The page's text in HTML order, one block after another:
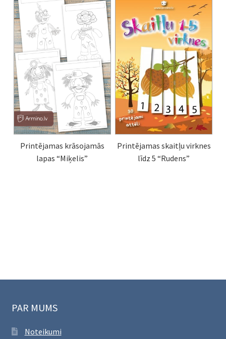
Printējamas krāsojamās
lapas “Miķelis”
Printējamas skaitļu virknes
līdz 5 “Rudens”
PAR MUMS
Noteikumi